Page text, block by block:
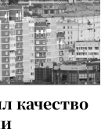
качество